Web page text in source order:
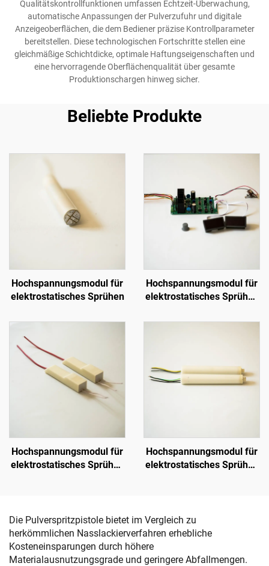
Qualitätskontrollfunktionen umfassen Echtzeit-Überwachung,
automatische Anpassungen der Pulverzufuhr und digitale
Anzeigeoberflächen, die dem Bediener präzise Kontrollparameter
bereitstellen. Diese technologischen Fortschritte stellen eine
gleichmäßige Schichtdicke, optimale Haftungseigenschaften und
eine hervorragende Oberflächenqualität über gesamte
Produktionschargen hinweg sicher.
Beliebte Produkte
Hochspannungsmodul für
elektrostatisches Sprühen
Hochspannungsmodul für
elektrostatisches Sprühen
Hochspannungsmodul für
elektrostatisches Sprühen
Hochspannungsmodul für
elektrostatisches Sprühen
Die Pulverspritzpistole bietet im Vergleich zu
herkömmlichen Nasslackierverfahren erhebliche
Kosteneinsparungen durch höhere
Materialausnutzungsgrade und geringere Abfallmengen.